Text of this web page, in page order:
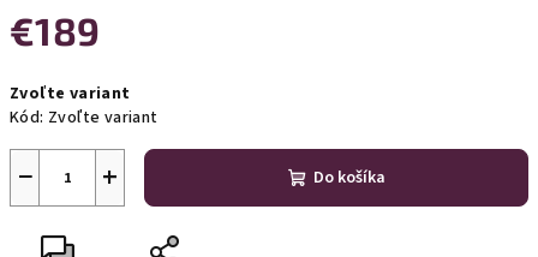
€189
cena:
Zvoľte variant
Kód: Zvoľte variant
+
− Do košíka